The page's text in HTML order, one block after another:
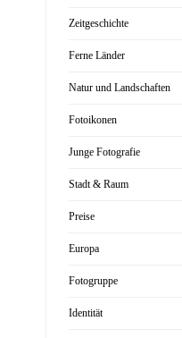
Zeitgeschichte
Ferne Länder
Natur und Landschaften
Fotoikonen
Junge Fotografie
Stadt & Raum
Preise
Europa
Fotogruppe
Identität